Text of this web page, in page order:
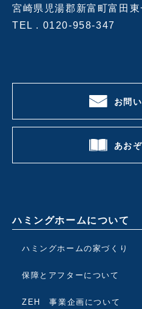
宮崎県児湯郡新富町富田
TEL . 0120-958-347
お問
あお
ハミングホームについて
ハミングホームの家づくり
保障とアフターについて
ZEH 事業企画について